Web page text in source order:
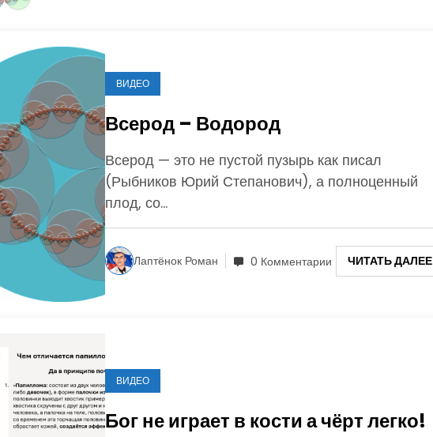
ВИДЕО
Всерод – Водород
Всерод — это не пустой пузырь как писал
(Рыбников Юрий Степанович), а полноценный
плод, со…
Лаптёнок Роман 0 Комментарии ЧИТАТЬ ДАЛЕЕ
ВИДЕО
Бог не играет в кости а чёрт легко!